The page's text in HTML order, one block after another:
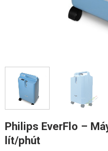
Philips EverFlo –
lít/phút